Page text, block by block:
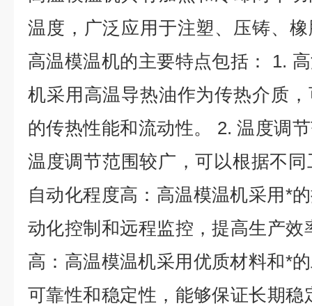
温度，广泛应用于注塑、压铸、
高温模温机的主要特点包括： 1.
机采用高温导热油作为传热介质
的传热性能和流动性。 2. 温度调
温度调节范围较广，可以根据不
自动化程度高：高温模温机采用*
动化控制和远程监控，提高生产效
高：高温模温机采用优质材料和*
可靠性和稳定性，能够保证长期稳